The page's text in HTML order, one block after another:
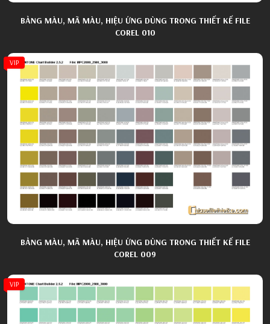
BẢNG MÀU, MÃ MÀU, HIỆU ỨNG DÙNG TRONG THIẾT KẾ FILE
COREL 010
VIP
BẢNG MÀU, MÃ MÀU, HIỆU ỨNG DÙNG TRONG THIẾT KẾ FILE
COREL 009
VIP